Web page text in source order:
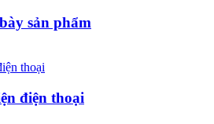
sản phẩm
điện thoại